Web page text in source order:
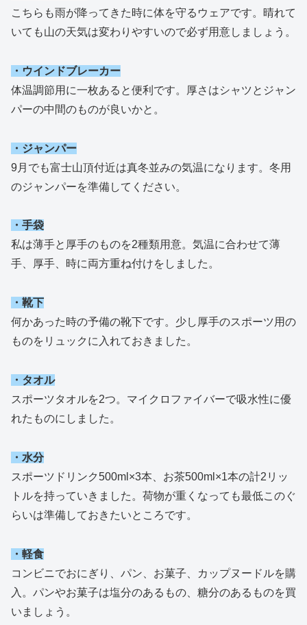
こちらも雨が降ってきた時に体を守るウェアです。晴れて
いても山の天気は変わりやすいので必ず用意しましょう。
・ウインドブレーカー
体温調節用に一枚あると便利です。厚さはシャツとジャン
パーの中間のものが良いかと。
・ジャンパー
9月でも富士山頂付近は真冬並みの気温になります。冬用
のジャンパーを準備してください。
・手袋
私は薄手と厚手のものを2種類用意。気温に合わせて薄
手、厚手、時に両方重ね付けをしました。
・靴下
何かあった時の予備の靴下です。少し厚手のスポーツ用の
ものをリュックに入れておきました。
・タオル
スポーツタオルを2つ。マイクロファイバーで吸水性に優
れたものにしました。
・水分
スポーツドリンク500ml×3本、お茶500ml×1本の計2リッ
トルを持っていきました。荷物が重くなっても最低このぐ
らいは準備しておきたいところです。
・軽食
コンビニでおにぎり、パン、お菓子、カップヌードルを購
入。パンやお菓子は塩分のあるもの、糖分のあるものを買
いましょう。